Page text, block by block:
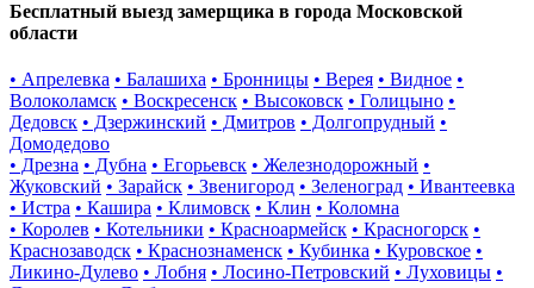
Бесплатный выезд замерщика в города Московской
области
• Апрелевка • Балашиха • Бронницы • Верея • Видное •
Волоколамск • Воскресенск • Высоковск • Голицыно •
Дедовск • Дзержинский • Дмитров • Долгопрудный •
Домодедово
• Дрезна • Дубна • Егорьевск • Железнодорожный •
Жуковский • Зарайск • Звенигород • Зеленоград • Ивантеевка
• Истра • Кашира • Климовск • Клин • Коломна
• Королев • Котельники • Красноармейск • Красногорск •
Краснозаводск • Краснознаменск • Кубинка • Куровское •
Ликино-Дулево • Лобня • Лосино-Петровский • Луховицы •